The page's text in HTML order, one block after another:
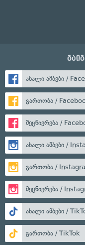
ახალი ამბები /
გართობა /
მეცნიერება /
ახალი ამბები /
გართობა /
მეცნიერება /
ახალი ამბები /
გართობა / TikTok